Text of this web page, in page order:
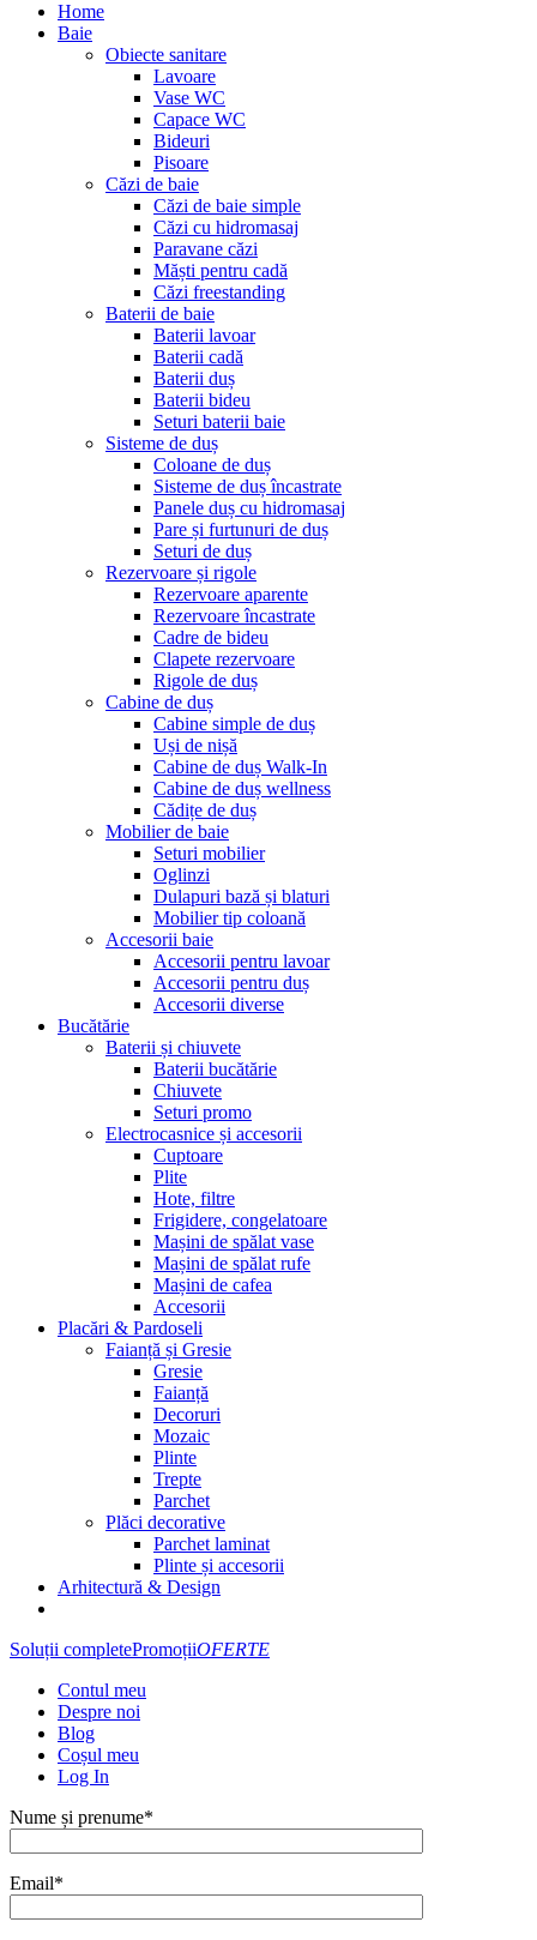
Home
Baie
Obiecte sanitare
Lavoare
Vase WC
Capace WC
Bideuri
Pisoare
Căzi de baie
Căzi de baie simple
Căzi cu hidromasaj
Paravane căzi
Măști pentru cadă
Căzi freestanding
Baterii de baie
Baterii lavoar
Baterii cadă
Baterii duș
Baterii bideu
Seturi baterii baie
Sisteme de duș
Coloane de duș
Sisteme de duș încastrate
Panele duș cu hidromasaj
Pare și furtunuri de duș
Seturi de duș
Rezervoare și rigole
Rezervoare aparente
Rezervoare încastrate
Cadre de bideu
Clapete rezervoare
Rigole de duș
Cabine de duș
Cabine simple de duș
Uși de nișă
Cabine de duș Walk-In
Cabine de duș wellness
Cădițe de duș
Mobilier de baie
Seturi mobilier
Oglinzi
Dulapuri bază și blaturi
Mobilier tip coloană
Accesorii baie
Accesorii pentru lavoar
Accesorii pentru duș
Accesorii diverse
Bucătărie
Baterii și chiuvete
Baterii bucătărie
Chiuvete
Seturi promo
Electrocasnice și accesorii
Cuptoare
Plite
Hote, filtre
Frigidere, congelatoare
Mașini de spălat vase
Mașini de spălat rufe
Mașini de cafea
Accesorii
Placări & Pardoseli
Faianță și Gresie
Gresie
Faianță
Decoruri
Mozaic
Plinte
Trepte
Parchet
Plăci decorative
Parchet laminat
Plinte și accesorii
Arhitectură & Design
Soluții completePromoțiiOFERTE
Contul meu
Despre noi
Blog
Coșul meu
Log In
Nume și prenume*
Email*